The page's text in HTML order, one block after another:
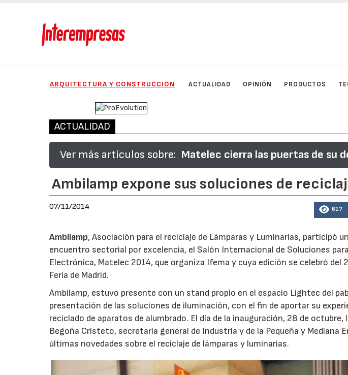
ARQUITECTURA Y CONSTRUCCIÓN ACTUALIDAD OPINIÓN PRODUCTOS
ACTUALIDAD
Ver más artículos sobre: Matelec cierra las puertas de su
Ambilamp expone sus soluciones de
07/11/2014 617
Ambilamp, Asociación para el reciclaje de Lámparas y Luminarias, participó
encuentro sectorial por excelencia, el Salón Internacional de Soluciones
Electrónica, Matelec 2014, que organiza Ifema y cuya edición se celebró del
Feria de Madrid.
Ambilamp, estuvo presente con un stand propio en el espacio Lightec del
presentación de las soluciones de iluminación, con el fin de aportar su
reciclado de aparatos de alumbrado. El día de la inauguración, 28 de
Begoña Cristeto, secretaria general de Industria y de la Pequeña y Mediana
últimas novedades sobre el reciclaje de lámparas y luminarias.